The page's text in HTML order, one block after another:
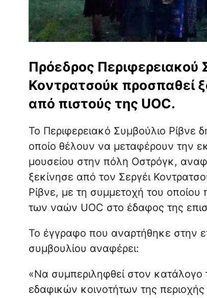
Πρόεδρος Περιφερειακού
Κοντρατσούκ προσπαθεί
από πιστούς της UOC.
Το Περιφερειακό Συμβούλιο
οποίο θέλουν να μεταφέρουν την
μουσείου στην πόλη Οστρόγκ,
ξεκίνησε από τον Σεργέι
Ρίβνε, με τη συμμετοχή του
των ναών UOC στο έδαφος της
Το έγγραφο που αναρτήθηκε στην
συμβουλίου αναφέρει:
«Να συμπεριληφθεί στον κατάλογο
εδαφικών κοινοτήτων της περιοχής